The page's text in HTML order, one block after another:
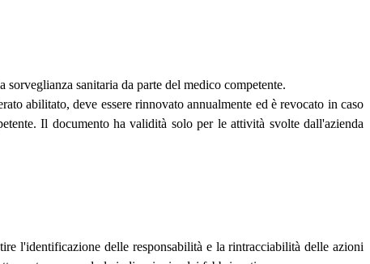
sanitaria da parte del medico competente.
abilitato, deve essere rinnovato annualmente ed è revocato in caso
Il documento ha validità solo per le attività svolte dall'azienda
l'identificazione delle responsabilità e la rintracciabilità delle azioni